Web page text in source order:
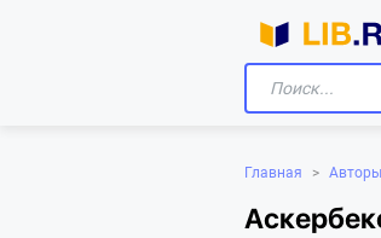
Главная > Авторы